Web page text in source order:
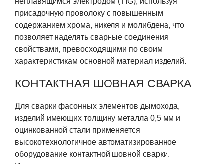
присадочную проволоку с повышенным
содержанием хрома, никеля и молибдена, что
позволяет наделять сварные соединения
свойствами, превосходящими по своим
характеристикам основной материал изделий.
КОНТАКТНАЯ ШОВНАЯ СВАРКА
Для сварки фасонных элементов дымохода,
изделий имеющих толщину металла 0,5 мм и
оцинкованной стали применяется
высокотехнологичное автоматизированное
оборудование контактной шовной сварки.